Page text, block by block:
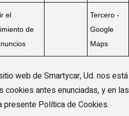
el
de
Tercero -
Google
Maps
web de Smartycar, Ud. nos está
cookies antes enunciadas, y en las
presente Política de Cookies.